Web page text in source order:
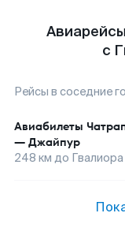
с
Рейсы в соседние
Авиабилеты
— Джайпур
248 км до Гвалиора